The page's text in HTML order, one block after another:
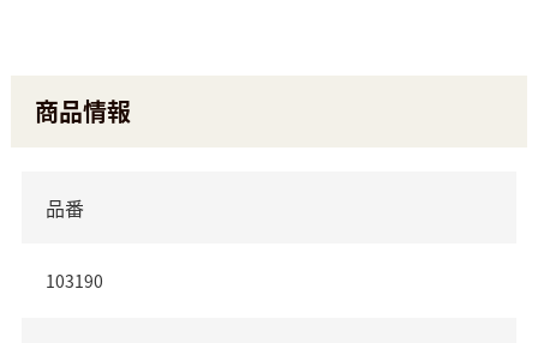
商品情報
品番
103190